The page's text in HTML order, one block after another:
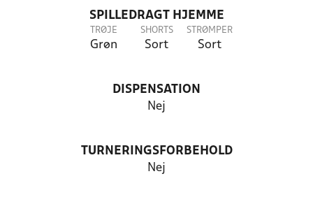
SPILLEDRAGT HJEMME
TRØJE
Grøn
SHORTS
Sort
STRØMPER
Sort
DISPENSATION
Nej
TURNERINGSFORBEHOLD
Nej